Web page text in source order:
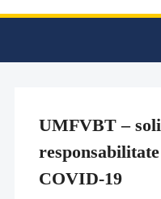
UMFVBT –
COVID-19